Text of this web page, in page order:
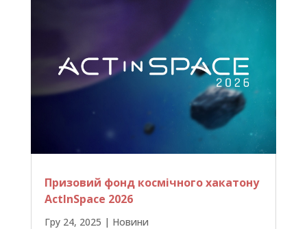
Призовий фонд космічного хакатону
ActInSpace 2026
Гру 24, 2025 | Новини